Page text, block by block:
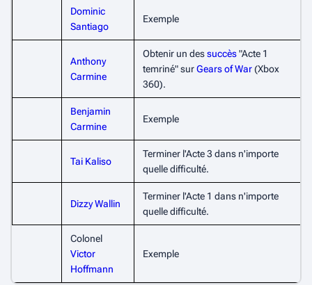
Dominic
Santiago
Exemple
Anthony
Carmine
Obtenir un dessuccès"Acte 1
temriné" surGears of War(Xbox
360).
Benjamin
Carmine
Exemple
Tai Kaliso
Terminer l'Acte 3 dans n'importe
quelle difficulté.
Dizzy Wallin
Terminer l'Acte 1 dans n'importe
quelle difficulté.
Colonel
Victor
Hoffmann
Exemple